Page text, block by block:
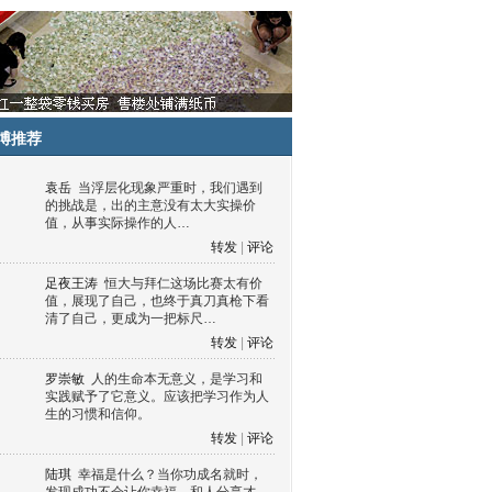
推荐
袁岳 当浮层化现象严重时，我们遇到
的挑战是，出的主意没有太大实操价
值，从事实际操作的人…
转发
评论
足夜王涛 恒大与拜仁这场比赛太有价
值，展现了自己，也终于真刀真枪下看
清了自己，更成为一把标尺…
转发
评论
罗崇敏 人的生命本无意义，是学习和
实践赋予了它意义。应该把学习作为人
生的习惯和信仰。
转发
评论
陆琪 幸福是什么？当你功成名就时，